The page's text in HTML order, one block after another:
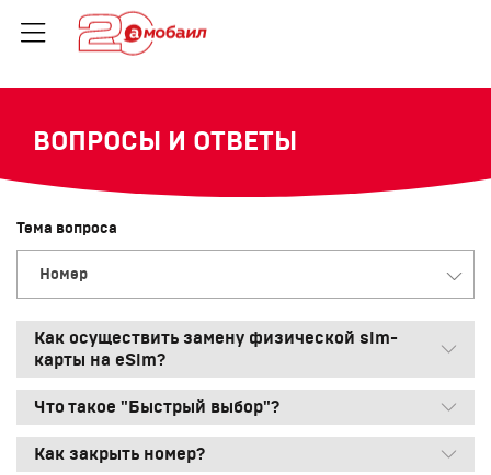
ВОПРОСЫ И ОТВЕТЫ
Тема вопроса
Номер
Как осуществить замену физической sim-
карты на eSim?
Что такое "Быстрый выбор"?
Как закрыть номер?